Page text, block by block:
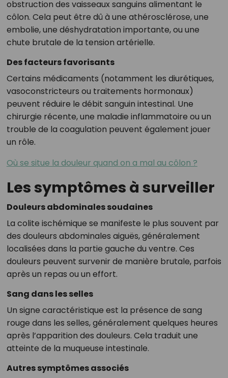
obstruction des vaisseaux sanguins alimentant le
côlon. Cela peut être dû à une athérosclérose, une
embolie, une déshydratation importante, ou une
chute brutale de la tension artérielle.
Des facteurs favorisants
Certains médicaments (notamment les diurétiques,
vasoconstricteurs ou traitements hormonaux)
peuvent réduire le débit sanguin intestinal. Une
chirurgie récente, une maladie inflammatoire ou un
trouble de la coagulation peuvent également jouer
un rôle.
Où se situe la douleur quand on a mal au côlon ?
Les symptômes à surveiller
Douleurs abdominales soudaines
La colite ischémique se manifeste le plus souvent par
des douleurs abdominales aiguës, généralement
localisées dans la partie gauche du ventre. Ces
douleurs peuvent survenir de manière brutale, parfois
après un repas ou un effort.
Sang dans les selles
Un signe caractéristique est la présence de sang
rouge dans les selles, généralement quelques heures
après l’apparition des douleurs. Cela traduit une
atteinte de la muqueuse intestinale.
Autres symptômes associés